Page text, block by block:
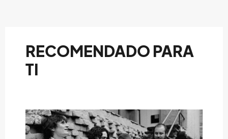
RECOMENDADO PARA
TI